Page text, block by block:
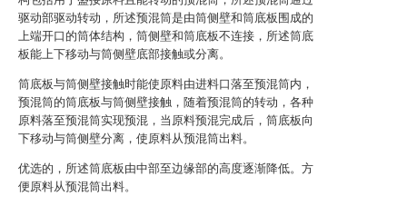
驱动部驱动转动，所述预混筒是由筒侧壁和筒底板围成的
上端开口的筒体结构，筒侧壁和筒底板不连接，所述筒底
板能上下移动与筒侧壁底部接触或分离。
筒底板与筒侧壁接触时能使原料由进料口落至预混筒内，
预混筒的筒底板与筒侧壁接触，随着预混筒的转动，各种
原料落至预混筒实现预混，当原料预混完成后，筒底板向
下移动与筒侧壁分离，使原料从预混筒出料。
优选的，所述筒底板由中部至边缘部的高度逐渐降低。方
便原料从预混筒出料。